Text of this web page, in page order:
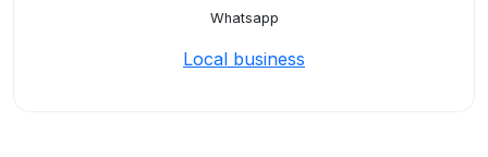
Whatsapp
Local business